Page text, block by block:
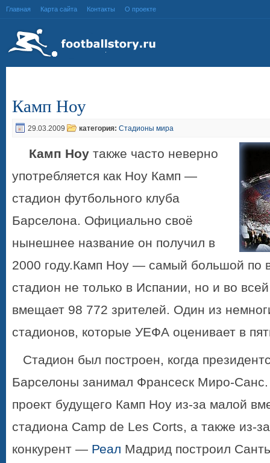
Главная Карта сайта Контакты О проекте
Камп Ноу
29.03.2009 категория: Стадионы мира
Камп Ноу также часто неверно
употребляется как Ноу Камп —
стадион футбольного клуба
Барселона. Официально своё
нынешнее название он получил в
2000 году.Камп Ноу — самый большой по
стадион не только в Испании, но и во
вмещает 98 772 зрителей. Один из
стадионов, которые УЕФА оценивает в
Стадион был построен, когда
Барселоны занимал Франсеск Миро-
проект будущего Камп Ноу из-за малой
стадиона Camp de Les Corts, а также из-
конкурент — Реал Мадрид построил